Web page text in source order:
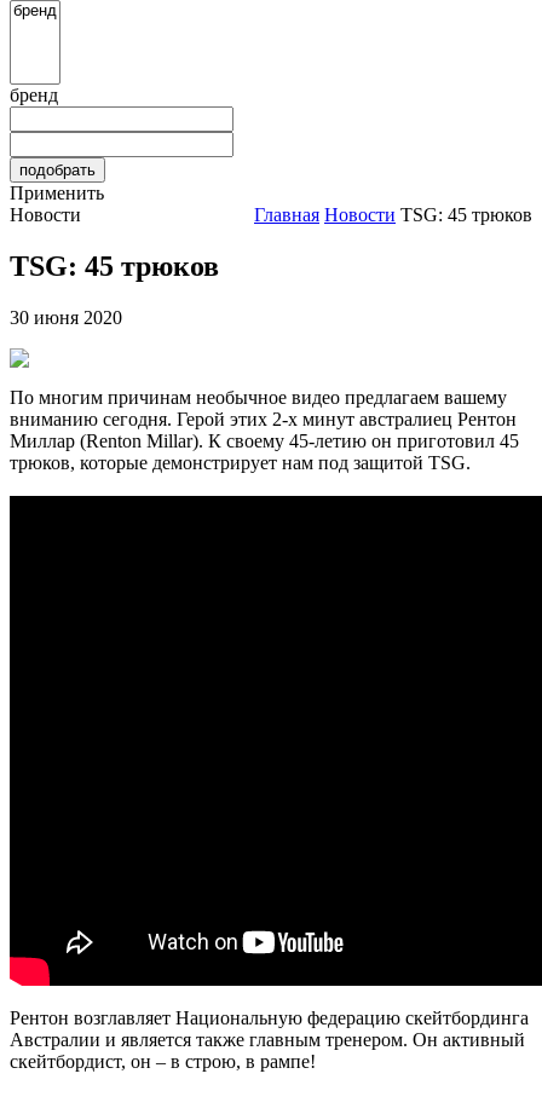
бренд
Применить
Новости
Главная Новости TSG: 45 трюков
TSG: 45 трюков
30 июня 2020
По многим причинам необычное видео предлагаем вашему
вниманию сегодня. Герой этих 2-х минут австралиец Рентон
Миллар (Renton Millar). К своему 45-летию он приготовил 45
трюков, которые демонстрирует нам под защитой TSG.
Рентон возглавляет Национальную федерацию скейтбординга
Австралии и является также главным тренером. Он активный
скейтбордист, он – в строю, в рампе!